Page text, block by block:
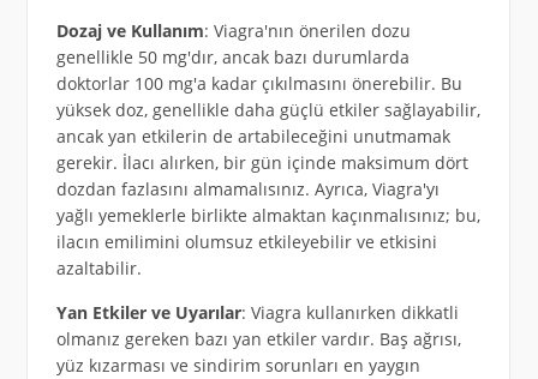
Dozaj ve Kullanım: Viagra'nın önerilen dozu
genellikle 50 mg'dır, ancak bazı durumlarda
doktorlar 100 mg'a kadar çıkılmasını önerebilir. Bu
yüksek doz, genellikle daha güçlü etkiler sağlayabilir,
ancak yan etkilerin de artabileceğini unutmamak
gerekir. İlacı alırken, bir gün içinde maksimum dört
dozdan fazlasını almamalısınız. Ayrıca, Viagra'yı
yağlı yemeklerle birlikte almaktan kaçınmalısınız; bu,
ilacın emilimini olumsuz etkileyebilir ve etkisini
azaltabilir.
Yan Etkiler ve Uyarılar: Viagra kullanırken dikkatli
olmanız gereken bazı yan etkiler vardır. Baş ağrısı,
yüz kızarması ve sindirim sorunları en yaygın